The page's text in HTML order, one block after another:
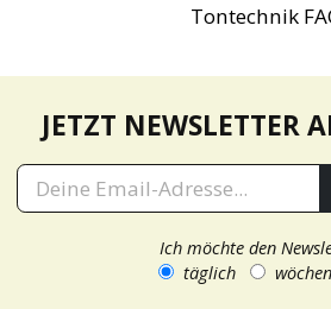
Tontechnik
JETZT NEWSLETTER
Ich möchte den
täglich